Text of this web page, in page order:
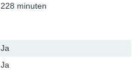
228 minuten
Ja
Ja